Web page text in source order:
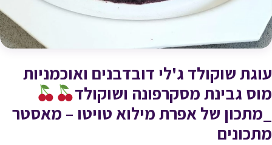
עוגת שוקולד ג'לי דובדבנים ואוכמניות
מוס גבינת מסקרפונה ושוקולד
_מתכון של אפרת מילוא טויטו – מאסטר
מתכונים